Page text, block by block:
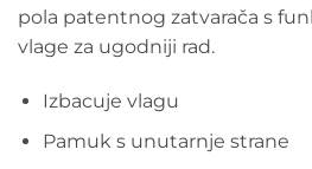
pola patentnog zatvarača s
vlage za ugodniji rad.
Izbacuje vlagu
Pamuk s unutarnje strane